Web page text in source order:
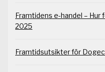
Framtidens e-handel –
2025
Framtidsutsikter för